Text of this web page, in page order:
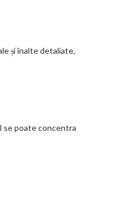
și înalte detaliate,
se poate concentra